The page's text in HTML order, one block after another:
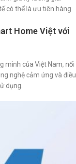
có thể là ưu tiên hàng
Home Việt với
minh của Việt Nam, nổi
nghệ cảm ứng và điều
dụng.